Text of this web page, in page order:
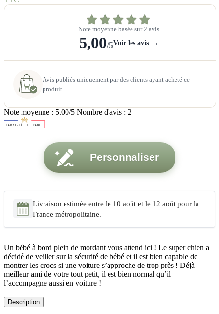
Note moyenne basée sur 2 avis
5,00/5Voir les avis →
Avis publiés uniquement par des clients ayant acheté ce
produit.
Note moyenne : 5.00/5 Nombre d'avis : 2
Personnaliser
Livraison estimée entre le 10 août et le 12 août pour la
France métropolitaine.
Un bébé à bord plein de mordant vous attend ici ! Le super chien a
décidé de veiller sur la sécurité de bébé et il est bien capable de
montrer les crocs si une voiture s’approche de trop près ! Déjà
meilleur ami de votre tout petit, il est bien normal qu’il
l’accompagne aussi en voiture !
Description